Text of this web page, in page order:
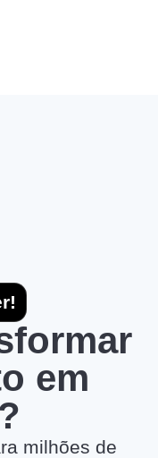
em
milhões de